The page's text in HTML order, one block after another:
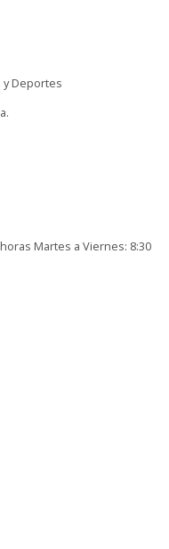
y Deportes
Martes a Viernes: 8:30